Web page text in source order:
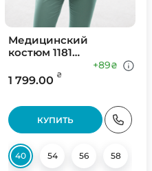
56
Медицинский
костюм 1181
1 799.00 ₴
+89₴
КУПИТЬ
40 54 56 58